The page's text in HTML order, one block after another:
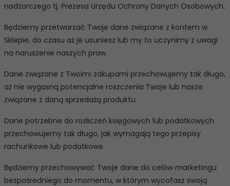
nadzorczego tj. Prezesa Urzędu Ochrony Danych Osobowych.
Będziemy przetwarzać Twoje dane związane z kontem w
Sklepie, do czasu aż je usuniesz lub my to uczynimy z uwagi
na naruszenie naszych praw.
Dane związane z Twoimi zakupami przechowujemy tak długo,
aż nie wygasną potencjalne roszczenia Twoje lub nasze
związane z daną sprzedażą produktu.
Dane potrzebne do rozliczeń księgowych lub podatkowych
przechowujemy tak długo, jak wymagają tego przepisy
rachunkowe lub podatkowe.
Będziemy przechowywać Twoje dane do celów marketingu
bezpośredniego do momentu, w którym wycofasz swoją